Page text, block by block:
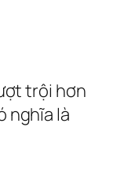
trội hơn
nghĩa là